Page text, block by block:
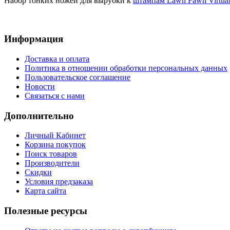
Информация
Доставка и оплата
Политика в отношении обработки персональных данных
Пользовательское соглашение
Новости
Связаться с нами
Дополнительно
Личный Кабинет
Корзина покупок
Поиск товаров
Производители
Скидки
Условия предзаказа
Карта сайта
Полезные ресурсы